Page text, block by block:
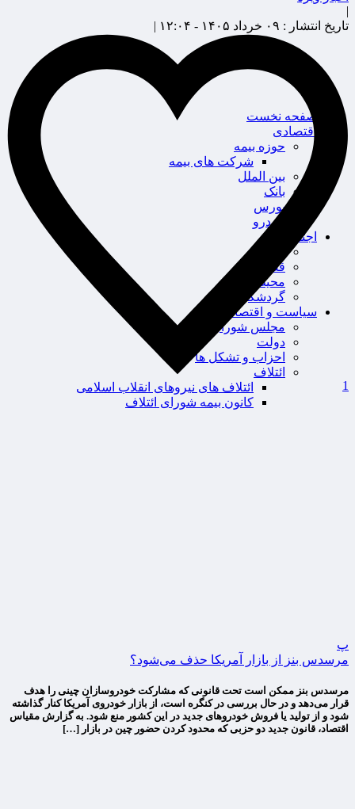
صفحه نخست
اقتصادی
حوزه بیمه
شرکت های بیمه
بین الملل
بانک
بورس
خودرو
اجتماعی
سلامت
قضایی
محیط زیست
گردشگری
سیاست و اقتصاد
مجلس شورای اسلامی
دولت
احزاب و تشکل ها
ائتلاف
ائتلاف های نیروهای انقلاب اسلامی
کانون بیمه شورای ائتلاف
|
تاریخ انتشار : ۰۹ خرداد ۱۴۰۵ - ۱۲:۰۴ |
1
پ
مرسدس بنز از بازار آمریکا حذف می‌شود؟
مرسدس بنز ممکن است تحت قانونی که مشارکت خودروسازان چینی را هدف
قرار می‌دهد و در حال بررسی در کنگره است، از بازار خودروی آمریکا کنار گذاشته
شود و از تولید یا فروش خودروهای جدید در این کشور منع شود. به گزارش مقیاس
اقتصاد، قانون جدید دو حزبی که محدود کردن حضور چین در بازار […]